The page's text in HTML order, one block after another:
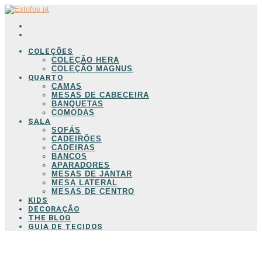
COLEÇÕES
COLEÇÃO HERA
COLEÇÃO MAGNUS
QUARTO
CAMAS
MESAS DE CABECEIRA
BANQUETAS
COMODAS
SALA
SOFÁS
CADEIRÕES
CADEIRAS
BANCOS
APARADORES
MESAS DE JANTAR
MESA LATERAL
MESAS DE CENTRO
KIDS
DECORAÇÃO
THE BLOG
GUIA DE TECIDOS